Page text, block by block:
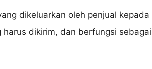
dikeluarkan oleh penjual kepada
dikirim, dan berfungsi sebagai